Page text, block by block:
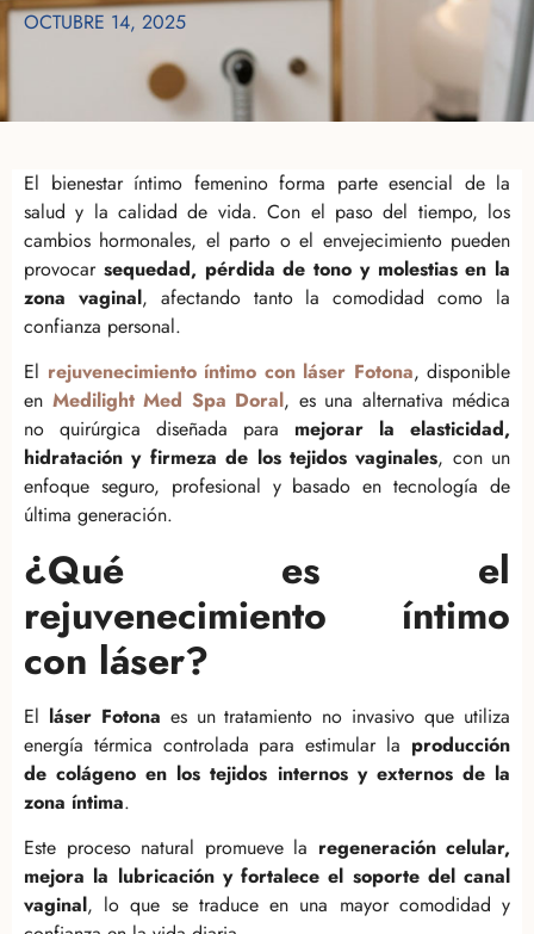
OCTUBRE 14, 2025
El bienestar íntimo femenino forma parte esencial de la
salud y la calidad de vida. Con el paso del tiempo, los
cambios hormonales, el parto o el envejecimiento pueden
provocar sequedad, pérdida de tono y molestias en la
zona vaginal, afectando tanto la comodidad como la
confianza personal.
El rejuvenecimiento íntimo con láser Fotona, disponible
en Medilight Med Spa Doral, es una alternativa médica
no quirúrgica diseñada para mejorar la elasticidad,
hidratación y firmeza de los tejidos vaginales, con un
enfoque seguro, profesional y basado en tecnología de
última generación.
¿Qué es el
rejuvenecimiento íntimo
con láser?
El láser Fotona es un tratamiento no invasivo que utiliza
energía térmica controlada para estimular la producción
de colágeno en los tejidos internos y externos de la
zona íntima.
Este proceso natural promueve la regeneración celular,
mejora la lubricación y fortalece el soporte del canal
vaginal, lo que se traduce en una mayor comodidad y